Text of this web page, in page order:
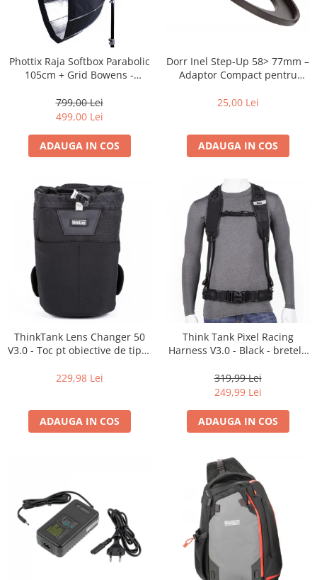
Phottix Raja Softbox Parabolic
105cm + Grid Bowens -
799,00 Lei
499,00 Lei
ADAUGA IN COS
Dorr Inel Step-Up 58> 77mm –
Adaptor Compact pentru
25,00 Lei
ADAUGA IN COS
ThinkTank Lens Changer 50
V3.0 - Toc pt obiective de tipul
229,98 Lei
ADAUGA IN COS
Think Tank Pixel Racing
Harness V3.0 - Black - bretele
319,99 Lei
249,99 Lei
ADAUGA IN COS